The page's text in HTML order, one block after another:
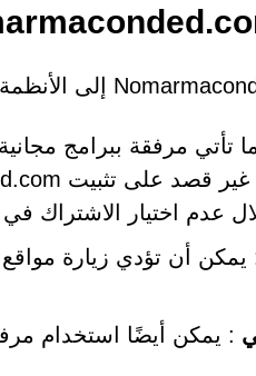
تأتي مرفقة ببرامج
عدم اختيار الاشتراك
يمكن أن تؤدي زيارة مواقع
: يمكن أيضًا استخدام